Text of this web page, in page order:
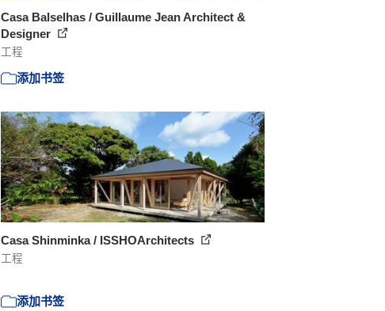
Casa Balselhas / Guillaume Jean Architect &
Designer
工程
添加书签
Casa Shinminka / ISSHOArchitects
工程
添加书签